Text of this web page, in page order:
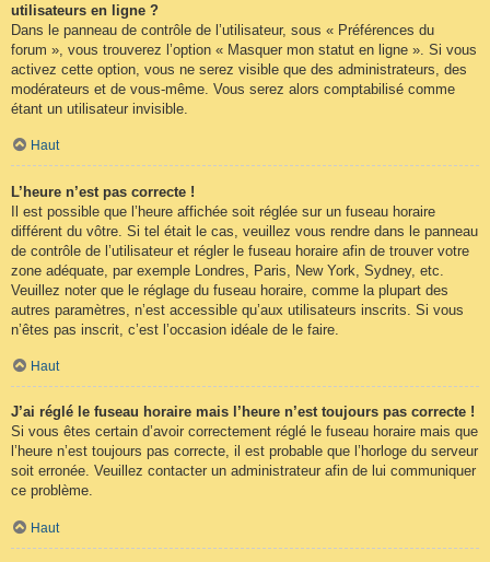
utilisateurs en ligne ?
Dans le panneau de contrôle de l’utilisateur, sous « Préférences du
forum », vous trouverez l’option « Masquer mon statut en ligne ». Si vous
activez cette option, vous ne serez visible que des administrateurs, des
modérateurs et de vous-même. Vous serez alors comptabilisé comme
étant un utilisateur invisible.
Haut
L’heure n’est pas correcte !
Il est possible que l’heure affichée soit réglée sur un fuseau horaire
différent du vôtre. Si tel était le cas, veuillez vous rendre dans le panneau
de contrôle de l’utilisateur et régler le fuseau horaire afin de trouver votre
zone adéquate, par exemple Londres, Paris, New York, Sydney, etc.
Veuillez noter que le réglage du fuseau horaire, comme la plupart des
autres paramètres, n’est accessible qu’aux utilisateurs inscrits. Si vous
n’êtes pas inscrit, c’est l’occasion idéale de le faire.
Haut
J’ai réglé le fuseau horaire mais l’heure n’est toujours pas correcte !
Si vous êtes certain d’avoir correctement réglé le fuseau horaire mais que
l’heure n’est toujours pas correcte, il est probable que l’horloge du serveur
soit erronée. Veuillez contacter un administrateur afin de lui communiquer
ce problème.
Haut